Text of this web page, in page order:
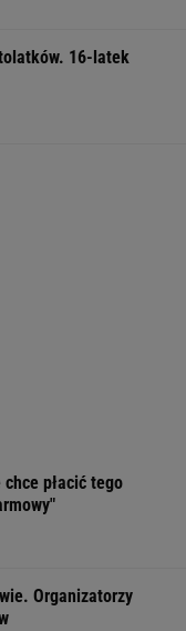
16-latek
płacić tego
Organizatorzy